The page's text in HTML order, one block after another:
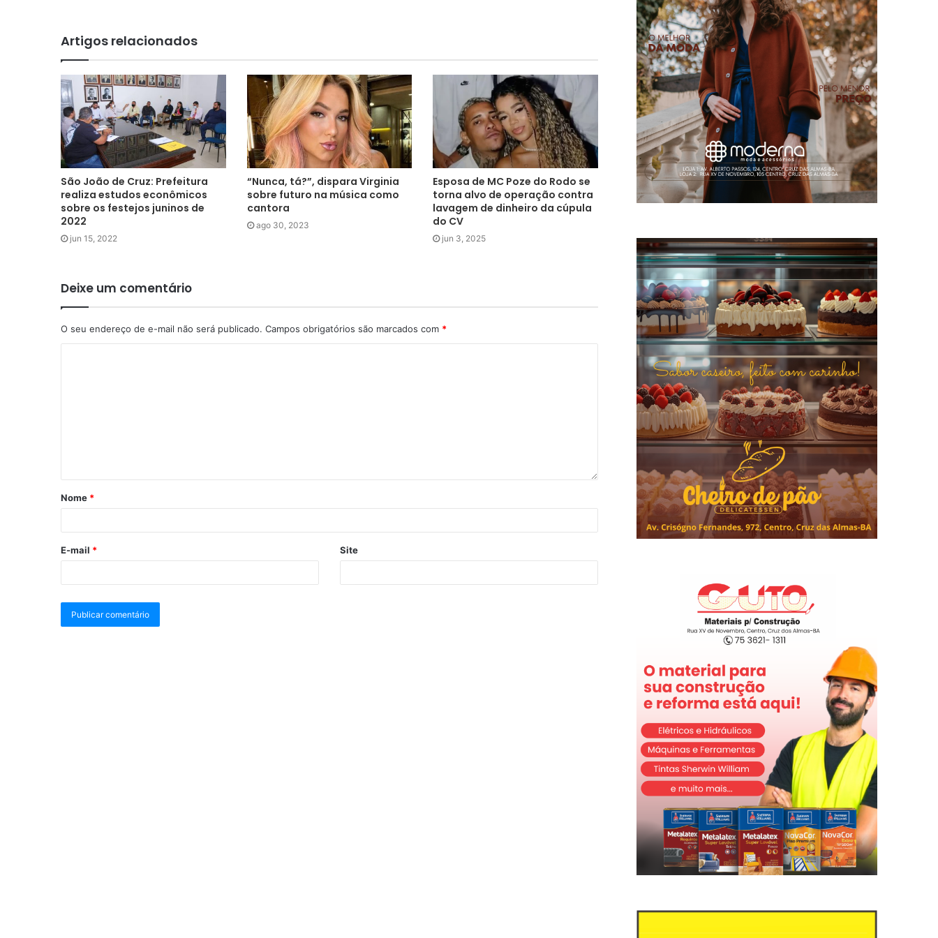
Artigos relacionados
São João de Cruz: Prefeitura
realiza estudos econômicos
sobre os festejos juninos de
2022
jun 15, 2022
“Nunca, tá?”, dispara Virginia
sobre futuro na música como
cantora
ago 30, 2023
Esposa de MC Poze do Rodo se
torna alvo de operação contra
lavagem de dinheiro da cúpula
do CV
jun 3, 2025
Deixe um comentário
O seu endereço de e-mail não será publicado. Campos obrigatórios são marcados com *
Nome *
E-mail * Site